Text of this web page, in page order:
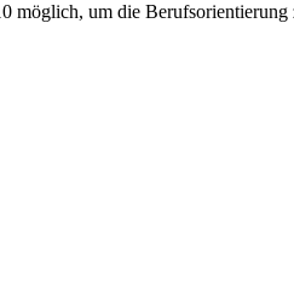
möglich, um die